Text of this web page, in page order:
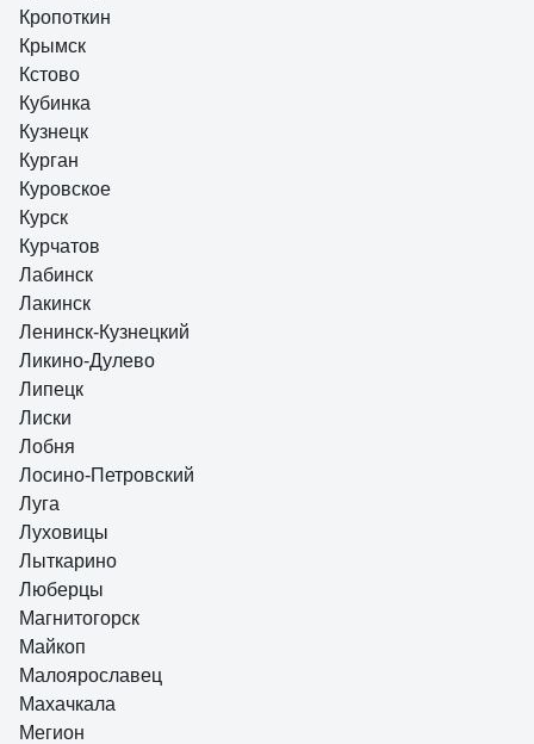
Кропоткин
Крымск
Кстово
Кубинка
Кузнецк
Курган
Куровское
Курск
Курчатов
Лабинск
Лакинск
Ленинск-Кузнецкий
Ликино-Дулево
Липецк
Лиски
Лобня
Лосино-Петровский
Луга
Луховицы
Лыткарино
Люберцы
Магнитогорск
Майкоп
Малоярославец
Махачкала
Мегион